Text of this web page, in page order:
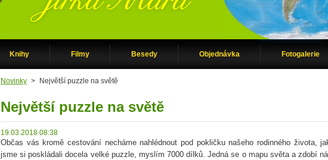
Knihy Filmy Besedy Objednávka Fotogalerie
Novinky > Největší puzzle na světě
Největší puzzle na světě
19.03.2018 08:38
Občas vás kromě cestování necháme nahlédnout pod pokličku našeho rodinného života,
jsme si poskládali docela velké puzzle, myslím 7000 dílků. Jedná se o mapu světa a zdobí